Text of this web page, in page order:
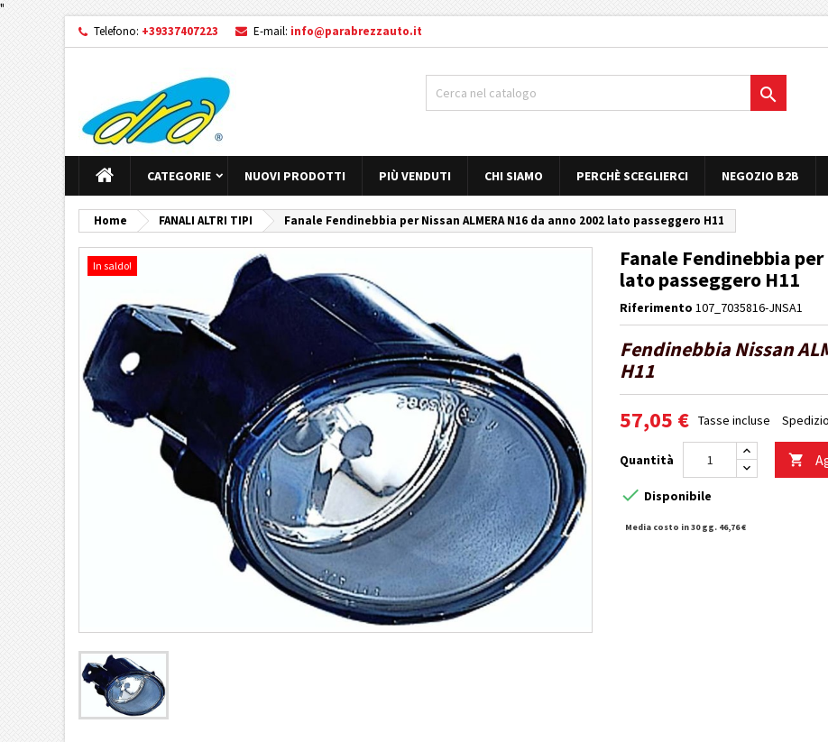
"
Telefono: +39337407223 E-mail: info@parabrezzauto.it

CATEGORIE NUOVI PRODOTTI PIÙ VENDUTI CHI SIAMO PERCHÈ SCEGLIERCI NEGOZIO B2B
Home FANALI ALTRI TIPI Fanale Fendinebbia per Nissan ALMERA N16 da anno 2002 lato passeggero H11
In saldo!
Fanale Fendinebbia per
lato passeggero H11
Riferimento 107_7035816-JNSA1
Fendinebbia Nissan
H11
57,05 € Tasse incluse
Quantità 
 Disponibile
Media costo in 30 gg. 46,76 €